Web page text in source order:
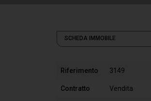
SCHEDA IMMOBILE
Riferimento 3149
Contratto Vendita